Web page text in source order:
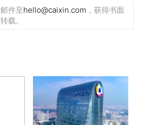
件至hello@caixin.com ，获得书面
载。